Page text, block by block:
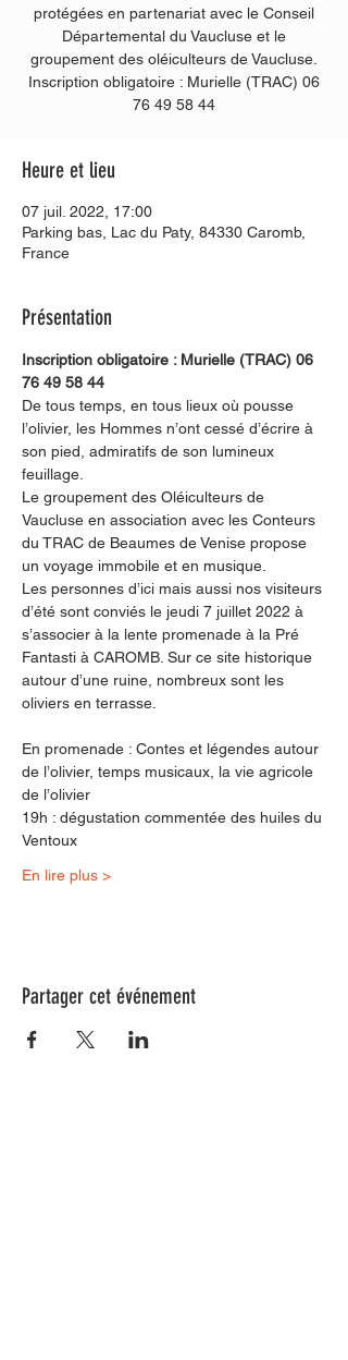
protégées en partenariat avec le Conseil
Départemental du Vaucluse et le
groupement des oléiculteurs de Vaucluse.
Inscription obligatoire : Murielle (TRAC) 06
76 49 58 44
Heure et lieu
07 juil. 2022, 17:00
Parking bas, Lac du Paty, 84330 Caromb,
France
Présentation
Inscription obligatoire : Murielle (TRAC) 06
76 49 58 44
De tous temps, en tous lieux où pousse
l’olivier, les Hommes n’ont cessé d’écrire à
son pied, admiratifs de son lumineux
feuillage.
Le groupement des Oléiculteurs de
Vaucluse en association avec les Conteurs
du TRAC de Beaumes de Venise propose
un voyage immobile et en musique.
Les personnes d’ici mais aussi nos visiteurs
d’été sont conviés le jeudi 7 juillet 2022 à
s’associer à la lente promenade à la Pré
Fantasti à CAROMB. Sur ce site historique
autour d’une ruine, nombreux sont les
oliviers en terrasse.
En promenade : Contes et légendes autour
de l’olivier, temps musicaux, la vie agricole
de l’olivier
19h : dégustation commentée des huiles du
Ventoux
En lire plus >
Partager cet événement